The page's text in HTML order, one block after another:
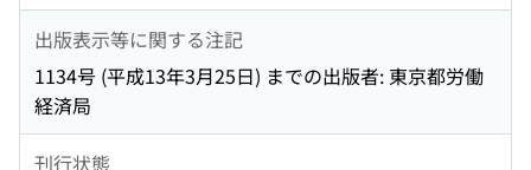
出版表示等に関する注記
1134号 (平成13年3月25日) までの出版者: 東京都労働
経済局
刊行状態